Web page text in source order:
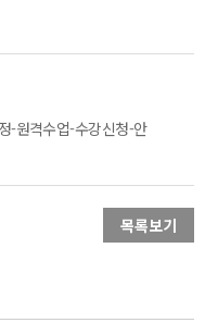
-원격수업-수강신청-안
목록보기